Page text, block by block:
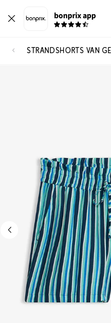
bonprix app
STRANDSHORTS VAN